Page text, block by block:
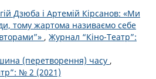
Дзюба і Артемій Кірсанов: «Ми
тому жартома називаємо себе
, Журнал “Кіно-Театр”:
(перетворення) часу ,
№ 2 (2021)